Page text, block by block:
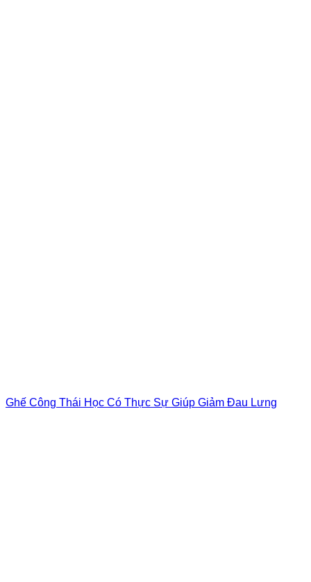
Ghế Công Thái Học Có Thực Sự Giúp Giảm Đau Lưng